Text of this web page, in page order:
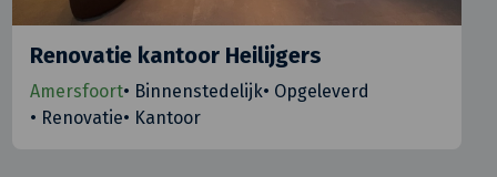
Renovatie kantoor Heilijgers
Amersfoort• Binnenstedelijk• Opgeleverd
• Renovatie• Kantoor